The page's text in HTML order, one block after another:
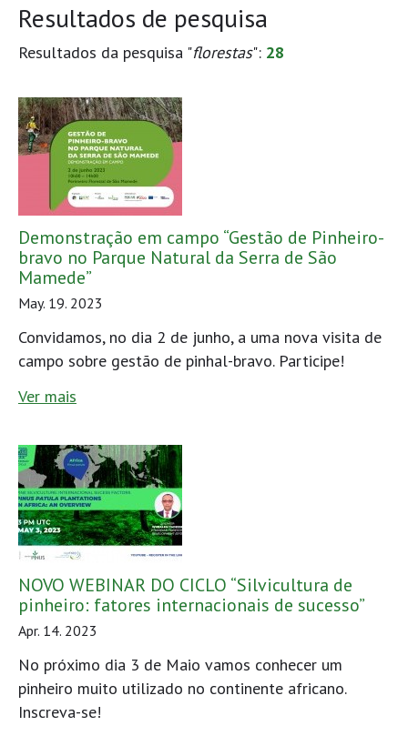
Resultados de pesquisa
Resultados da pesquisa "florestas": 28
Demonstração em campo “Gestão de Pinheiro-
bravo no Parque Natural da Serra de São
Mamede”
May. 19. 2023
Convidamos, no dia 2 de junho, a uma nova visita de
campo sobre gestão de pinhal-bravo. Participe!
Ver mais
NOVO WEBINAR DO CICLO “Silvicultura de
pinheiro: fatores internacionais de sucesso”
Apr. 14. 2023
No próximo dia 3 de Maio vamos conhecer um
pinheiro muito utilizado no continente africano.
Inscreva-se!